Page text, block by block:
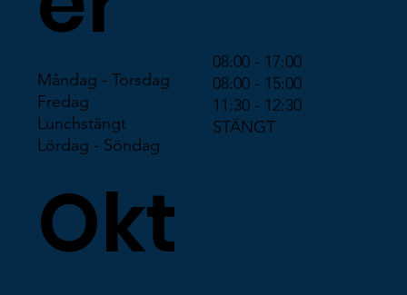
Måndag - Torsdag
Fredag
Lunchstängt
Lördag - Söndag
08:00 - 17:00
08:00 - 15:00
11:30 - 12:30
STÄNGT
Okt